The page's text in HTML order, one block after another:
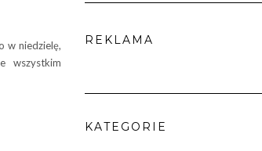
w niedzielę,
wszystkim
REKLAMA
KATEGORIE